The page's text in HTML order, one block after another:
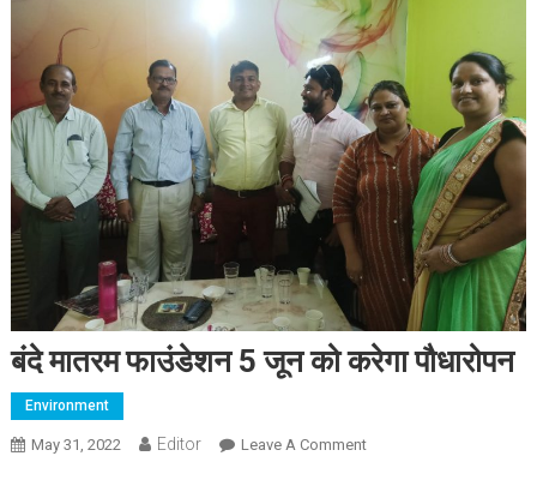
बंदे मातरम फाउंडेशन 5 जून को करेगा पौधारोपन
Environment
May 31, 2022 Editor Leave A CommentOn बंदे मातरम फाउंडेशन 5 जून